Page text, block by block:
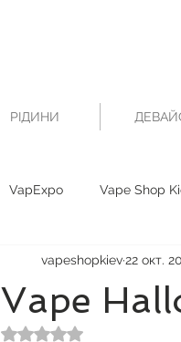
РІДИНИ
VapExpo Vape Shop
Vape
vapeshopkiev22 окт.
Оценка: не число из 5